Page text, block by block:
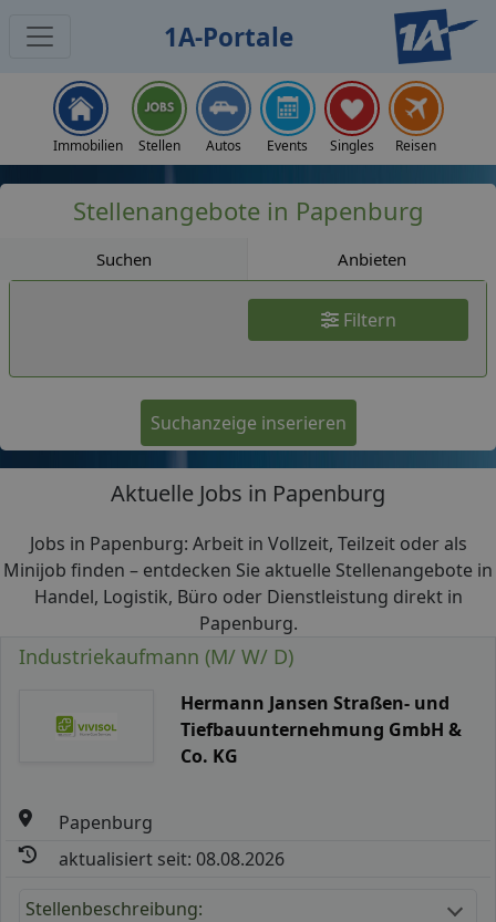
1A-Portale
Immobilien Stellen Autos Events Singles Reisen
Stellenangebote in Papenburg
Suchen Anbieten
Filtern
Suchanzeige inserieren
Aktuelle Jobs in Papenburg
Jobs in Papenburg: Arbeit in Vollzeit, Teilzeit oder als
Minijob finden – entdecken Sie aktuelle Stellenangebote in
Handel, Logistik, Büro oder Dienstleistung direkt in
Papenburg.
Industriekaufmann (M/ W/ D)
Hermann Jansen Straßen- und
Tiefbauunternehmung GmbH &
Co. KG
Papenburg
aktualisiert seit: 08.08.2026
Stellenbeschreibung: